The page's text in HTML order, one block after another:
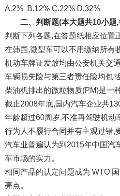
A.2% B.12% C.22% D.32%
二、判断题(本大题共10小题
判断下列各题,在答题纸相应位置正
在韩国,微型车可以不用缴纳所有
机动车牌证发放均由公安机关交
车辆损失险与第三者责任险均包
柴油机排出的微粒物质(PM)是一
截止2008年底,国内汽车企业共
年龄超过60周岁,不准再驾驶机动
行为人不履行合同并有主观过错,
汽车业普遍认为到2015年中国汽
车市场的实力。
相同产品的认定问题成为 WTO
亮点。